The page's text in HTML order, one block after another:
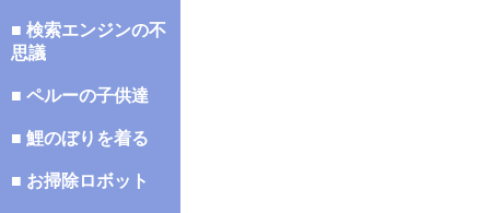
■ 検索エンジンの不
思議
■ ペルーの子供達
■ 鯉のぼりを着る
■ お掃除ロボット